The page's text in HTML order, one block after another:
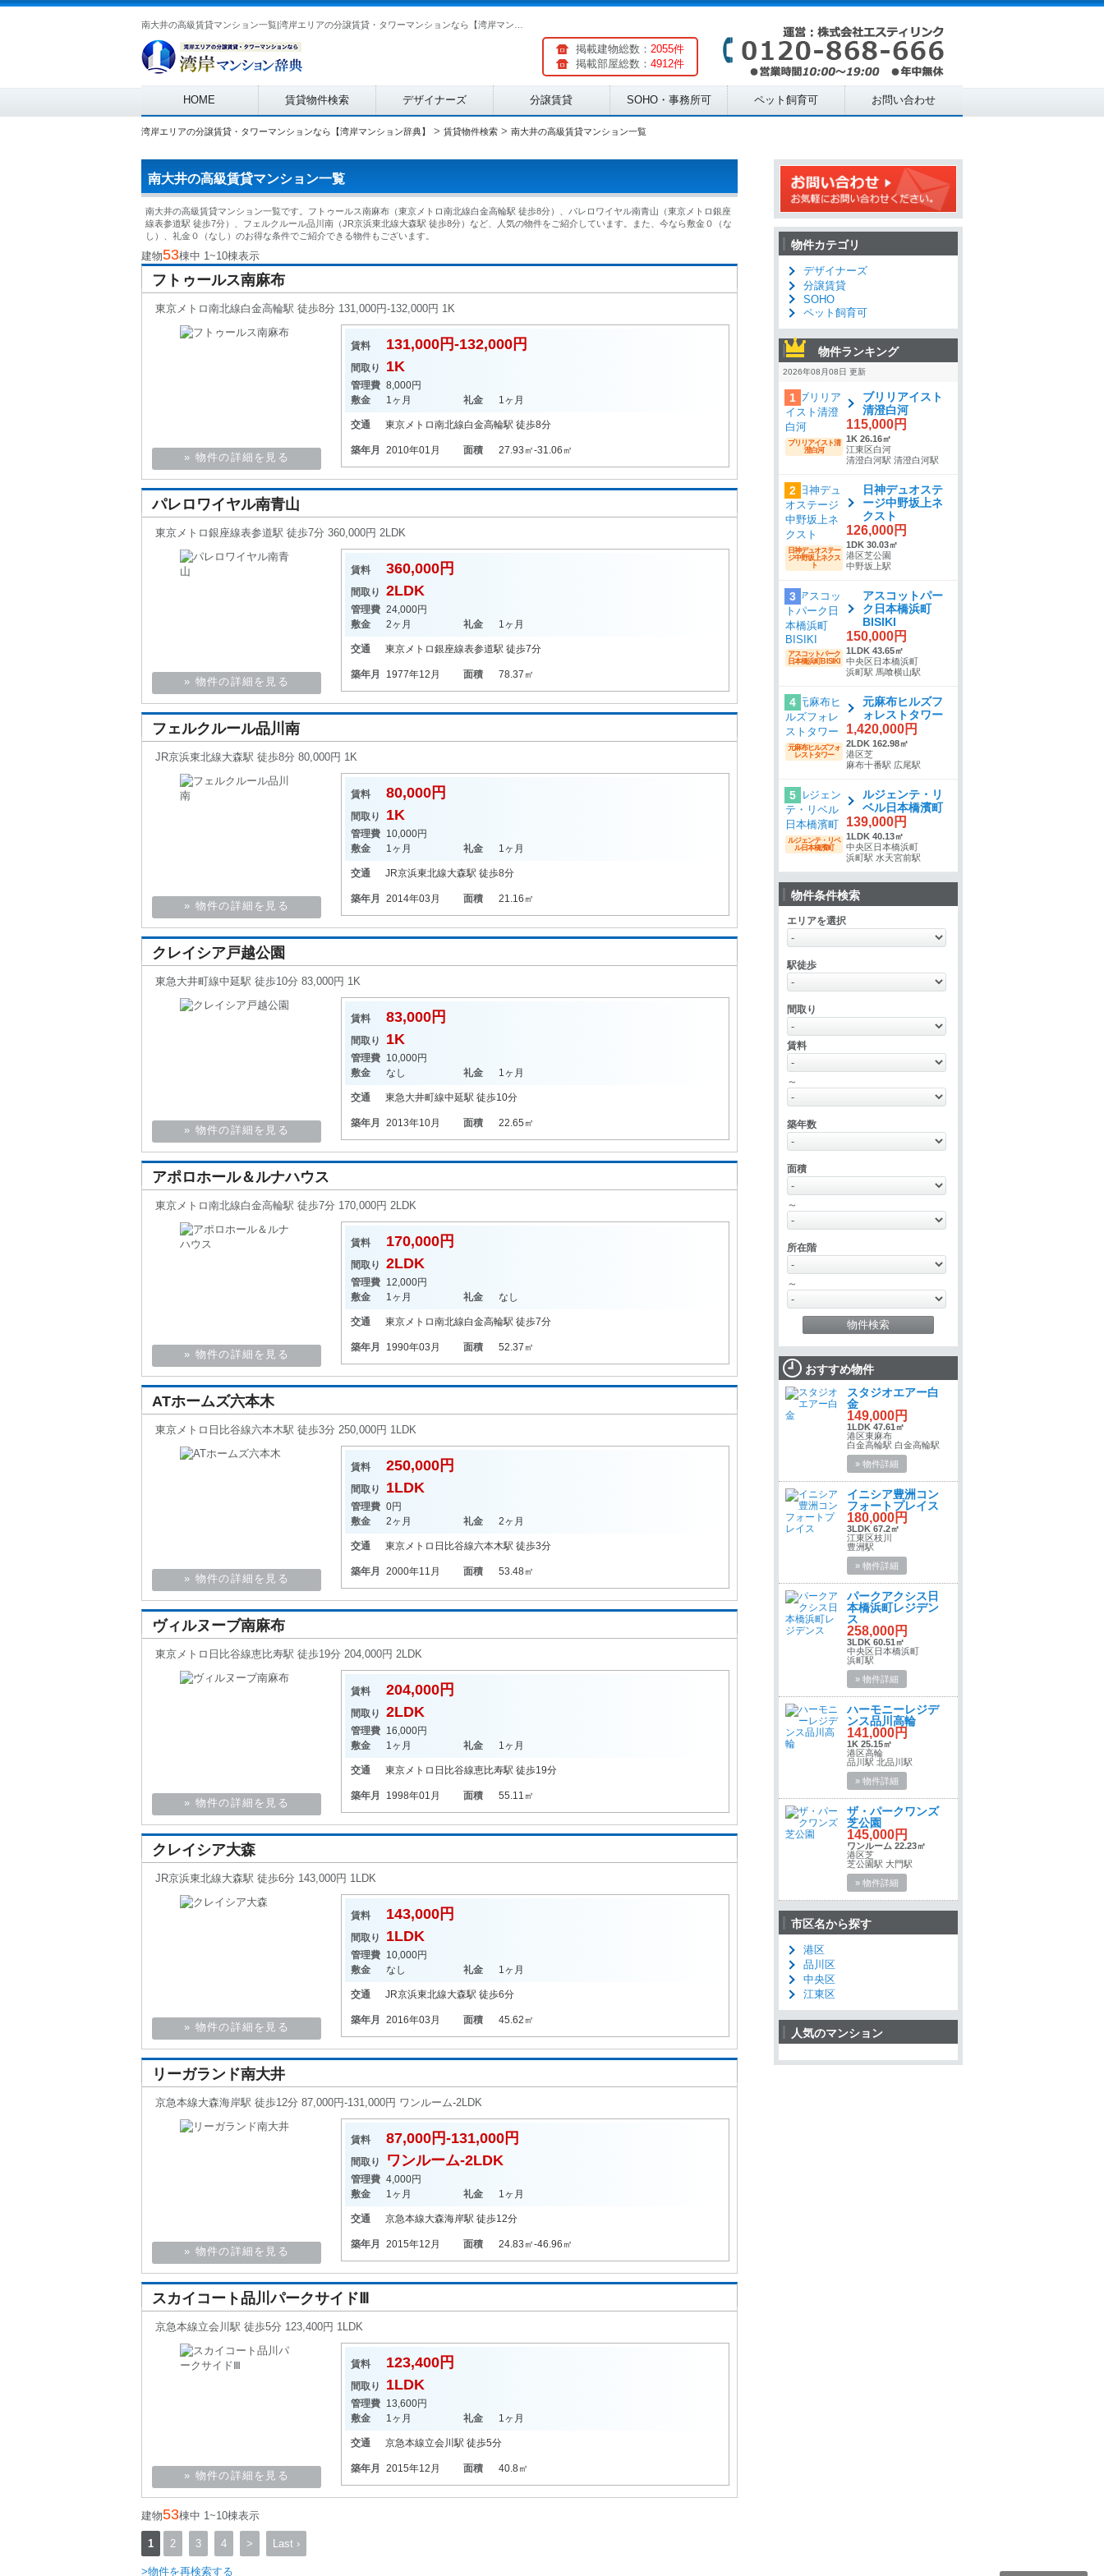
掲載建物総数： 2055件
掲載部屋総数： 4912件
Main menu
HOME 賃貸物件検索 デザイナーズ 分譲賃貸 SOHO・事務所可 ペット飼育可 お問い合わせ
湾岸エリアの分譲賃貸・タワーマンションなら【湾岸マンション辞典】 > 賃貸物件検索 > 南大井の高級賃貸マンション一覧
南大井の高級賃貸マンション一覧
南大井の高級賃貸マンション一覧です。フトゥールス南麻布（東京メトロ南北線白金高輪駅 徒歩8分）、パレロワイヤル南青山（東京メトロ銀座
線表参道駅 徒歩7分）、フェルクルール品川南（JR京浜東北線大森駅 徒歩8分）など、人気の物件をご紹介しています。また、今なら敷金０（な
し）、礼金０（なし）のお得な条件でご紹介できる物件もございます。
建物53棟中 1~10棟表示
フトゥールス南麻布
東京メトロ南北線白金高輪駅 徒歩8分 131,000円-132,000円 1K
» 物件の詳細を見る
賃料 131,000円-132,000円
間取り 1K
管理費 8,000円
敷金
1ヶ月 礼金 1ヶ月
交通 東京メトロ南北線白金高輪駅 徒歩8分
築年月 2010年01月 面積 27.93㎡-31.06㎡
パレロワイヤル南青山
東京メトロ銀座線表参道駅 徒歩7分 360,000円 2LDK
» 物件の詳細を見る
賃料 360,000円
間取り 2LDK
管理費 24,000円
敷金
2ヶ月 礼金 1ヶ月
交通 東京メトロ銀座線表参道駅 徒歩7分
築年月 1977年12月 面積 78.37㎡
フェルクルール品川南
JR京浜東北線大森駅 徒歩8分 80,000円 1K
» 物件の詳細を見る
賃料 80,000円
間取り 1K
管理費 10,000円
敷金
1ヶ月 礼金 1ヶ月
交通 JR京浜東北線大森駅 徒歩8分
築年月 2014年03月 面積 21.16㎡
クレイシア戸越公園
東急大井町線中延駅 徒歩10分 83,000円 1K
» 物件の詳細を見る
賃料 83,000円
間取り 1K
管理費 10,000円
敷金
なし 礼金 1ヶ月
交通 東急大井町線中延駅 徒歩10分
築年月 2013年10月 面積 22.65㎡
アポロホール＆ルナハウス
東京メトロ南北線白金高輪駅 徒歩7分 170,000円 2LDK
» 物件の詳細を見る
賃料 170,000円
間取り 2LDK
管理費 12,000円
敷金
1ヶ月 礼金 なし
交通 東京メトロ南北線白金高輪駅 徒歩7分
築年月 1990年03月 面積 52.37㎡
ATホームズ六本木
東京メトロ日比谷線六本木駅 徒歩3分 250,000円 1LDK
» 物件の詳細を見る
賃料 250,000円
間取り 1LDK
管理費 0円
敷金
2ヶ月 礼金 2ヶ月
交通 東京メトロ日比谷線六本木駅 徒歩3分
築年月 2000年11月 面積 53.48㎡
ヴィルヌーブ南麻布
東京メトロ日比谷線恵比寿駅 徒歩19分 204,000円 2LDK
» 物件の詳細を見る
賃料 204,000円
間取り 2LDK
管理費 16,000円
敷金
1ヶ月 礼金 1ヶ月
交通 東京メトロ日比谷線恵比寿駅 徒歩19分
築年月 1998年01月 面積 55.11㎡
クレイシア大森
JR京浜東北線大森駅 徒歩6分 143,000円 1LDK
» 物件の詳細を見る
賃料 143,000円
間取り 1LDK
管理費 10,000円
敷金
なし 礼金 1ヶ月
交通 JR京浜東北線大森駅 徒歩6分
築年月 2016年03月 面積 45.62㎡
リーガランド南大井
京急本線大森海岸駅 徒歩12分 87,000円-131,000円 ワンルーム-2LDK
» 物件の詳細を見る
賃料 87,000円-131,000円
間取り ワンルーム-2LDK
管理費 4,000円
敷金
1ヶ月 礼金 1ヶ月
交通 京急本線大森海岸駅 徒歩12分
築年月 2015年12月 面積 24.83㎡-46.96㎡
スカイコート品川パークサイドⅢ
京急本線立会川駅 徒歩5分 123,400円 1LDK
» 物件の詳細を見る
賃料 123,400円
間取り 1LDK
管理費 13,600円
敷金
1ヶ月 礼金 1ヶ月
交通 京急本線立会川駅 徒歩5分
築年月 2015年12月 面積 40.8㎡
建物53棟中 1~10棟表示
1 2 3 4 > Last ›
>物件を再検索する
物件カテゴリ
デザイナーズ
分譲賃貸
SOHO
ペット飼育可
物件ランキング
2026年08月08日 更新
1
ブリリアイスト清
澄白河
ブリリアイスト
清澄白河
115,000円
1K 26.16㎡
江東区白河
清澄白河駅 清澄白河駅
2
日神デュオステー
ジ中野坂上ネクス
ト
日神デュオステ
ージ中野坂上ネ
クスト
126,000円
1DK 30.03㎡
港区芝公園
中野坂上駅
3
アスコットパーク
日本橋浜町BISIKI
アスコットパー
ク日本橋浜町
BISIKI
150,000円
1LDK 43.65㎡
中央区日本橋浜町
浜町駅 馬喰横山駅
4
元麻布ヒルズフォ
レストタワー
元麻布ヒルズフ
ォレストタワー
1,420,000円
2LDK 162.98㎡
港区芝
麻布十番駅 広尾駅
5
ルジェンテ・リベ
ル日本橋濱町
ルジェンテ・リ
ベル日本橋濱町
139,000円
1LDK 40.13㎡
中央区日本橋浜町
浜町駅 水天宮前駅
物件条件検索
エリアを選択
駅徒歩
間取り
賃料
～
築年数
面積
～
所在階
～
おすすめ物件
スタジオエアー白
金
149,000円
1LDK 47.61㎡
港区東麻布
白金高輪駅 白金高輪駅
» 物件詳細
イニシア豊洲コン
フォートプレイス
180,000円
3LDK 67.2㎡
江東区枝川
豊洲駅
» 物件詳細
パークアクシス日
本橋浜町レジデン
ス
258,000円
3LDK 60.51㎡
中央区日本橋浜町
浜町駅
» 物件詳細
ハーモニーレジデ
ンス品川高輪
141,000円
1K 25.15㎡
港区高輪
品川駅 北品川駅
» 物件詳細
ザ・パークワンズ
芝公園
145,000円
ワンルーム 22.23㎡
港区芝
芝公園駅 大門駅
» 物件詳細
市区名から探す
港区
品川区
中央区
江東区
人気のマンション